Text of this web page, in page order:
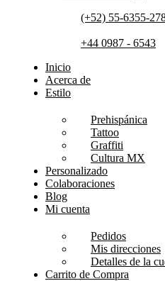
(+52) 55-6355-
+44 0987 - 6543
Inicio
Acerca de
Estilo
Prehispánica
Tattoo
Graffiti
Cultura MX
Personalizado
Colaboraciones
Blog
Mi cuenta
Pedidos
Mis direcciones
Detalles de la
Carrito de Compra